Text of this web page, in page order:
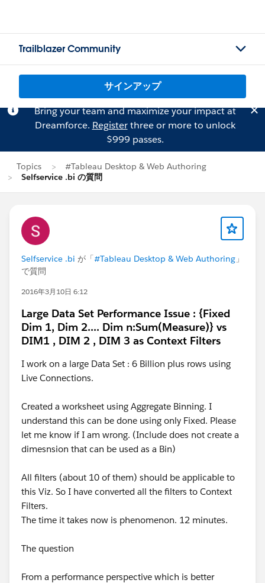
Trailblazer Community
サインアップ
Bring your team and maximize your impact at
Dreamforce. Registerthree or more to unlock
$999 passes.
Topics
#Tableau Desktop & Web Authoring
Selfservice .bi の質問
Selfservice .bi が「#Tableau Desktop & Web Authoring 」
で質問
2016年3月10日 6:12
Large Data Set Performance Issue : {Fixed
Dim 1, Dim 2.... Dim n:Sum(Measure)} vs
DIM1 , DIM 2 , DIM 3 as Context Filters
I work on a large Data Set : 6 Billion plus rows using
Live Connections.
Created a worksheet using Aggregate Binning. I
understand this can be done using only Fixed. Please
let me know if I am wrong. (Include does not create a
dimesnsion that can be used as a Bin)
All filters (about 10 of them) should be applicable to
this Viz. So I have converted all the filters to Context
Filters.
The time it takes now is phenomenon. 12 minutes.
The question
From a performance perspective which is better